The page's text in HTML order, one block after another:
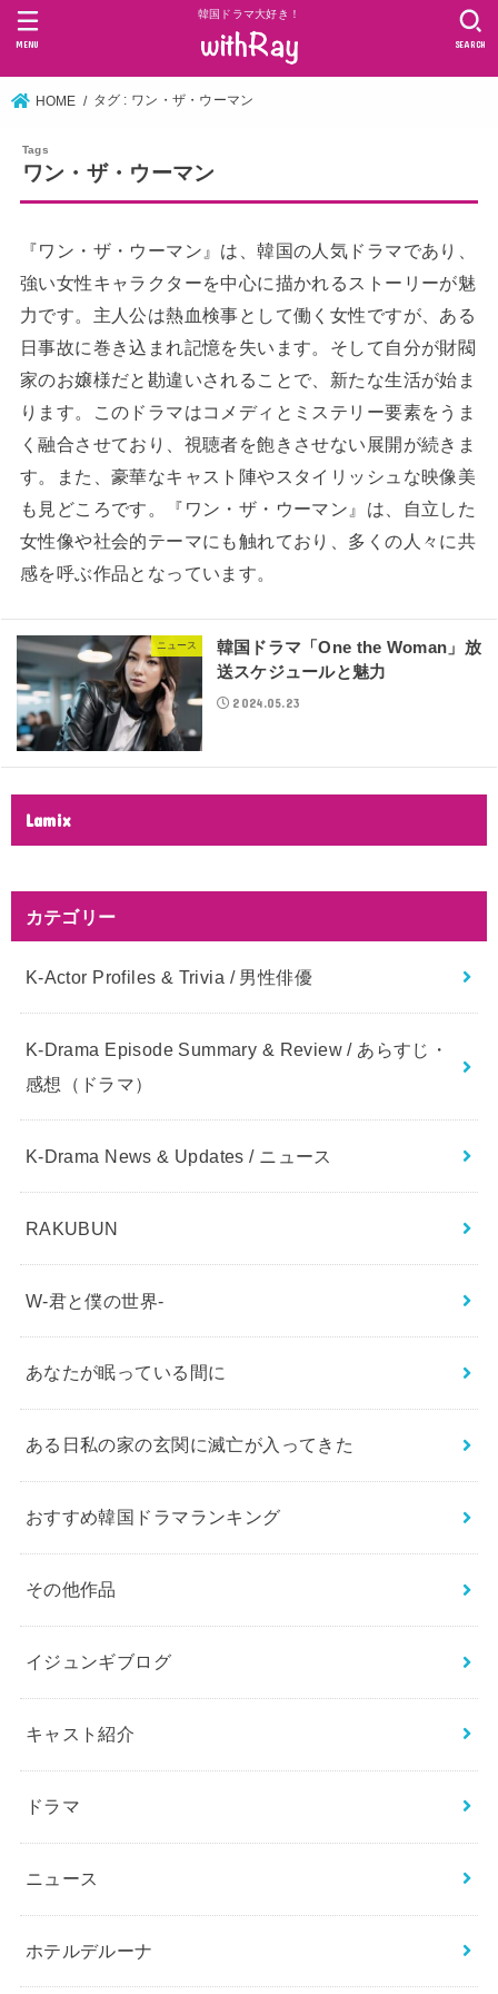
韓国ドラマ大好き！
SEARCH
MENU
HOME タグ : ワン・ザ・ウーマン
ワン・ザ・ウーマン
『ワン・ザ・ウーマン』は、韓国の人気ドラマであり、
強い女性キャラクターを中心に描かれるストーリーが魅
力です。主人公は熱血検事として働く女性ですが、ある
日事故に巻き込まれ記憶を失います。そして自分が財閥
家のお嬢様だと勘違いされることで、新たな生活が始ま
ります。このドラマはコメディとミステリー要素をうま
く融合させており、視聴者を飽きさせない展開が続きま
す。また、豪華なキャスト陣やスタイリッシュな映像美
も見どころです。『ワン・ザ・ウーマン』は、自立した
女性像や社会的テーマにも触れており、多くの人々に共
感を呼ぶ作品となっています。
ニュース
韓国ドラマ「One the Woman」放
送スケジュールと魅力
2024.05.23
Lamix
カテゴリー
K-Actor Profiles & Trivia / 男性俳優
K-Drama Episode Summary & Review / あらすじ・
感想（ドラマ）
K-Drama News & Updates / ニュース
RAKUBUN
W-君と僕の世界-
あなたが眠っている間に
ある日私の家の玄関に滅亡が入ってきた
おすすめ韓国ドラマランキング
その他作品
イジュンギブログ
キャスト紹介
ドラマ
ニュース
ホテルデルーナ